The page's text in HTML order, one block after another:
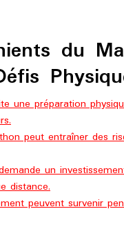
du
une préparation
peut entraîner des
un
distance.
peuvent survenir